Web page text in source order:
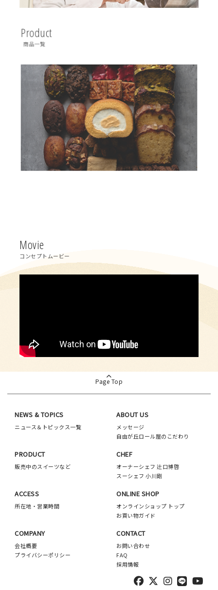
Product
商品一覧
Movie
コンセプトムービー
Page Top
NEWS & TOPICS
ニュース＆トピックス一覧
ABOUT US
メッセージ
自由が丘ロール屋のこだわり
PRODUCT
販売中のスイーツなど
CHEF
オーナーシェフ 辻口博啓
スーシェフ 小川剛
ACCESS
所在地・営業時間
ONLINE SHOP
オンラインショップ トップ
お買い物ガイド
COMPANY
会社概要
プライバシーポリシー
CONTACT
お問い合わせ
FAQ
採用情報